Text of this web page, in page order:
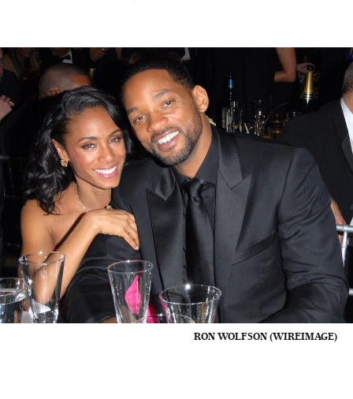
RON WOLFSON (WIREIMAGE)